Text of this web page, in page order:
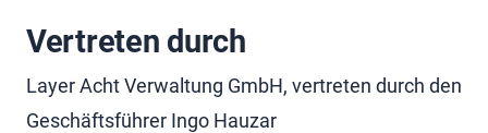
Vertreten durch
Layer Acht Verwaltung GmbH, vertreten durch den
Geschäftsführer Ingo Hauzar